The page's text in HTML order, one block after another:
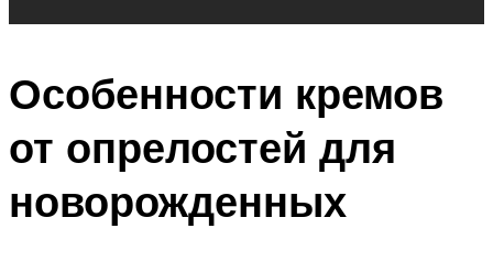
Особенности кремов
от опрелостей для
новорожденных